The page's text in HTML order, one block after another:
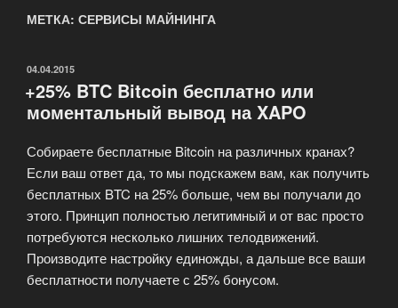
МЕТКА: СЕРВИСЫ МАЙНИНГА
ОПУБЛИКОВАНО
04.04.2015
+25% BTC Bitcoin бесплатно или
моментальный вывод на XAPO
Собираете бесплатные Bitcoin на различных кранах?
Если ваш ответ да, то мы подскажем вам, как получить
бесплатных BTC на 25% больше, чем вы получали до
этого. Принцип полностью легитимный и от вас просто
потребуются несколько лишних телодвижений.
Производите настройку единожды, а дальше все ваши
бесплатности получаете с 25% бонусом.